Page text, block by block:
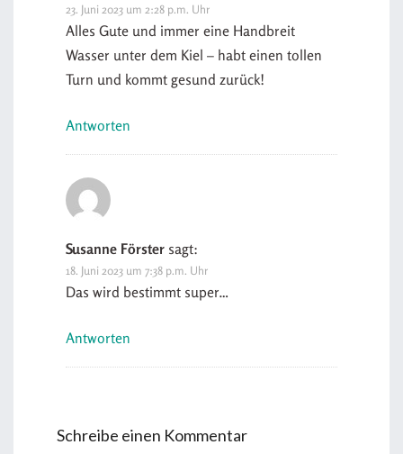
23. Juni 2023 um 2:28 p.m. Uhr
Alles Gute und immer eine Handbreit
Wasser unter dem Kiel – habt einen tollen
Turn und kommt gesund zurück!
Antworten
Susanne Förster sagt:
18. Juni 2023 um 7:38 p.m. Uhr
Das wird bestimmt super…
Antworten
Schreibe einen Kommentar